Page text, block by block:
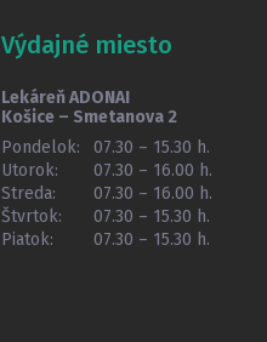
Výdajné miesto
Lekáreň ADONAI
Košice – Smetanova 2
Pondelok:
07.30 – 15.30 h.
Utorok:
07.30 – 16.00 h.
Streda:
07.30 – 16.00 h.
Štvrtok:
07.30 – 15.30 h.
Piatok:
07.30 – 15.30 h.